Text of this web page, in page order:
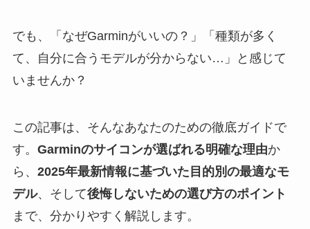
でも、「なぜGarminがいいの？」「種類が多く
て、自分に合うモデルが分からない…」と感じて
いませんか？
この記事は、そんなあなたのための徹底ガイドで
す。 Garminのサイコンが選ばれる明確な理由か
ら、 2025年最新情報に基づいた目的別の最適なモ
デル、そして後悔しないための選び方のポイント
まで、分かりやすく解説します。